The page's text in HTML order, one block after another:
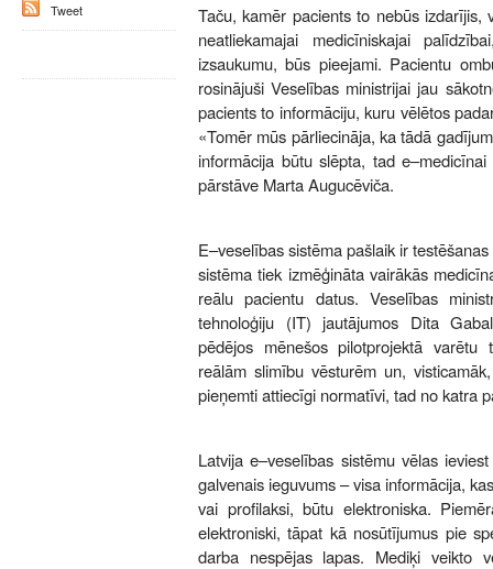
Taču, kamēr pacients to nebūs izdarījis,
neatliekamajai medicīniskajai
izsaukumu, būs pieejami. Pacientu
rosinājuši Veselības ministrijai jau
pacients to informāciju, kuru vēlētos
«Tomēr mūs pārliecināja, ka tādā
informācija būtu slēpta, tad
pārstāve Marta Augucēviča.
E–veselības sistēma pašlaik ir
sistēma tiek izmēģināta vairākās
reālu pacientu datus. Veselības
tehnoloģiju (IT) jautājumos Dita
pēdējos mēnešos pilotprojektā
reālām slimību vēsturēm un,
pieņemti attiecīgi normatīvi, tad no katra
Latvija e–veselības sistēmu vēlas
galvenais ieguvums – visa informācija,
vai profilaksi, būtu elektroniska.
elektroniski, tāpat kā nosūtījumus pie
darba nespējas lapas. Mediķi veikto
Tweet